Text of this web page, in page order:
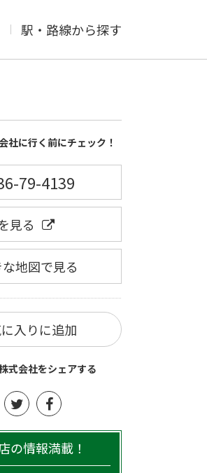
駅・路線から探す
社に行く前にチェック！
79-4139
見る
地図で見る
入りに追加
式会社をシェアする
の情報満載！